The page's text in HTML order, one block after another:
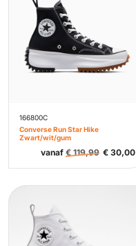
166800C
Converse Run Star Hike
Zwart/wit/gum
vanaf €119,99 € 30,00